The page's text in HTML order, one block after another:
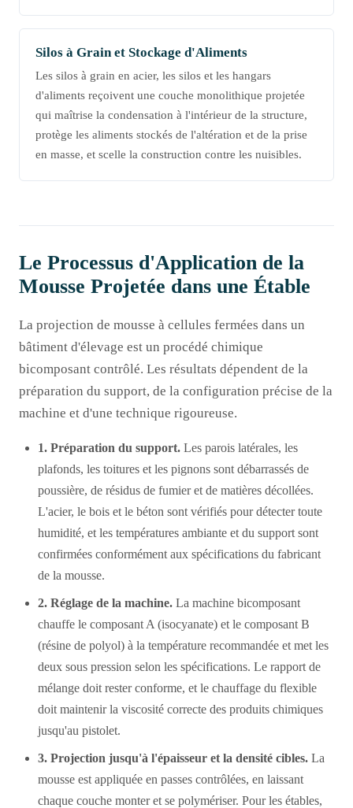
Silos à Grain et Stockage d'Aliments
Les silos à grain en acier, les silos et les hangars
d'aliments reçoivent une couche monolithique projetée
qui maîtrise la condensation à l'intérieur de la structure,
protège les aliments stockés de l'altération et de la prise
en masse, et scelle la construction contre les nuisibles.
Le Processus d'Application de la
Mousse Projetée dans une Étable
La projection de mousse à cellules fermées dans un
bâtiment d'élevage est un procédé chimique
bicomposant contrôlé. Les résultats dépendent de la
préparation du support, de la configuration précise de la
machine et d'une technique rigoureuse.
1. Préparation du support. Les parois latérales, les
plafonds, les toitures et les pignons sont débarrassés de
poussière, de résidus de fumier et de matières décollées.
L'acier, le bois et le béton sont vérifiés pour détecter toute
humidité, et les températures ambiante et du support sont
confirmées conformément aux spécifications du fabricant
de la mousse.
2. Réglage de la machine. La machine bicomposant
chauffe le composant A (isocyanate) et le composant B
(résine de polyol) à la température recommandée et met les
deux sous pression selon les spécifications. Le rapport de
mélange doit rester conforme, et le chauffage du flexible
doit maintenir la viscosité correcte des produits chimiques
jusqu'au pistolet.
3. Projection jusqu'à l'épaisseur et la densité cibles. La
mousse est appliquée en passes contrôlées, en laissant
chaque couche monter et se polymériser. Pour les étables,